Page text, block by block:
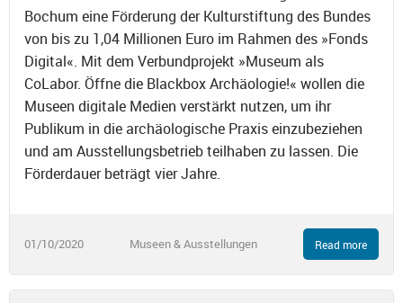
Bochum eine Förderung der Kulturstiftung des Bundes
von bis zu 1,04 Millionen Euro im Rahmen des »Fonds
Digital«. Mit dem Verbundprojekt »Museum als
CoLabor. Öffne die Blackbox Archäologie!« wollen die
Museen digitale Medien verstärkt nutzen, um ihr
Publikum in die archäologische Praxis einzubeziehen
und am Ausstellungsbetrieb teilhaben zu lassen. Die
Förderdauer beträgt vier Jahre.
01/10/2020 Museen & Ausstellungen Read more